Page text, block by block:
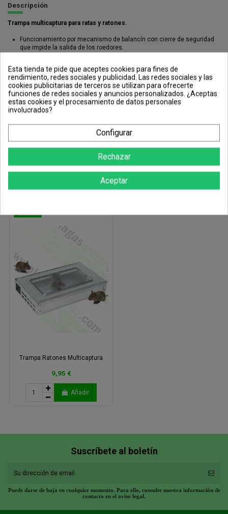
Descripción
Trampa multicaptura para ratas y ratones.
Funcionamiento por mecanismo de balancín con cierre de seguridad
que impide la salida de los roedores.
Tamaño: 480 x 90 x 90 mm
Detalle de productos
Referencia LS-9O4J-4L27
Los clientes que adquirieron este producto también compraron:
Trampa Ratones Multicaptura
9,95 €
Añadir
Suscríbete al boletín
Puede darse de baja en cualquier momento. Para ello, consulte nuestra información de
contacto en el aviso legal.
Esta tienda te pide que aceptes cookies para fines de
rendimiento, redes sociales y publicidad. Las redes sociales y las
cookies publicitarias de terceros se utilizan para ofrecerte
funciones de redes sociales y anuncios personalizados. ¿Aceptas
estas cookies y el procesamiento de datos personales
involucrados?
Configurar
Rechazar
Aceptar